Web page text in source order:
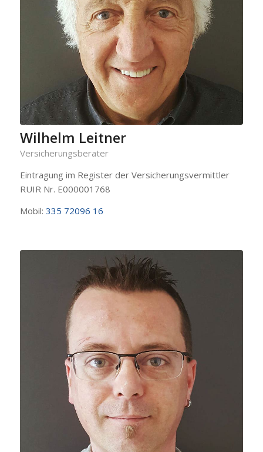
Wilhelm Leitner
Versicherungsberater
Eintragung im Register der Versicherungsvermittler
RUIR Nr. E000001768
Mobil: 335 72096 16